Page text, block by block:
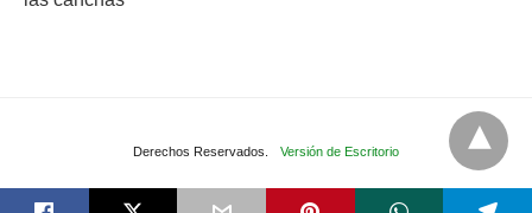
Derechos Reservados. Versión de Escritorio